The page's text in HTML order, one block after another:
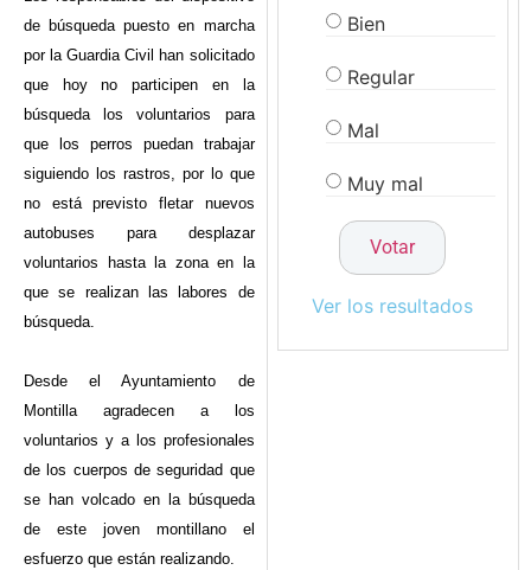
de búsqueda puesto en marcha
por la Guardia Civil han solicitado
que hoy no participen en la
búsqueda los voluntarios para
que los perros puedan trabajar
siguiendo los rastros, por lo que
no está previsto fletar nuevos
autobuses para desplazar
voluntarios hasta la zona en la
que se realizan las labores de
búsqueda.
Desde el Ayuntamiento de
Montilla agradecen a los
voluntarios y a los profesionales
de los cuerpos de seguridad que
se han volcado en la búsqueda
de este joven montillano el
esfuerzo que están realizando.
Bien
Regular
Mal
Muy mal
Ver los resultados